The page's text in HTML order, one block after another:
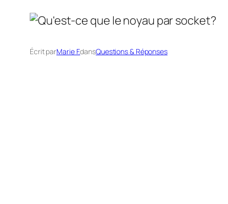
Écrit parMarie F.dansQuestions & Réponses